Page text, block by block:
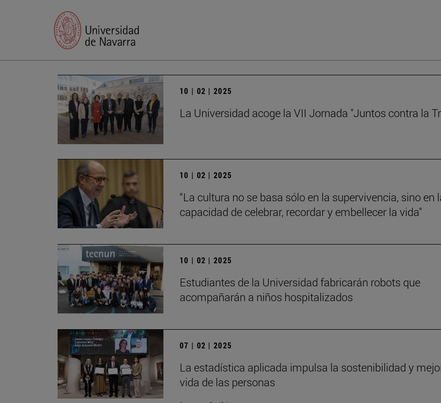
10 | 02 | 2025
La Universidad acoge la VII Jornada "Juntos contra la
10 | 02 | 2025
“La cultura no se basa sólo en la supervivencia, sino en
capacidad de celebrar, recordar y embellecer la vida"
10 | 02 | 2025
Estudiantes de la Universidad fabricarán robots que
acompañarán a niños hospitalizados
07 | 02 | 2025
La estadística aplicada impulsa la sostenibilidad y
vida de las personas